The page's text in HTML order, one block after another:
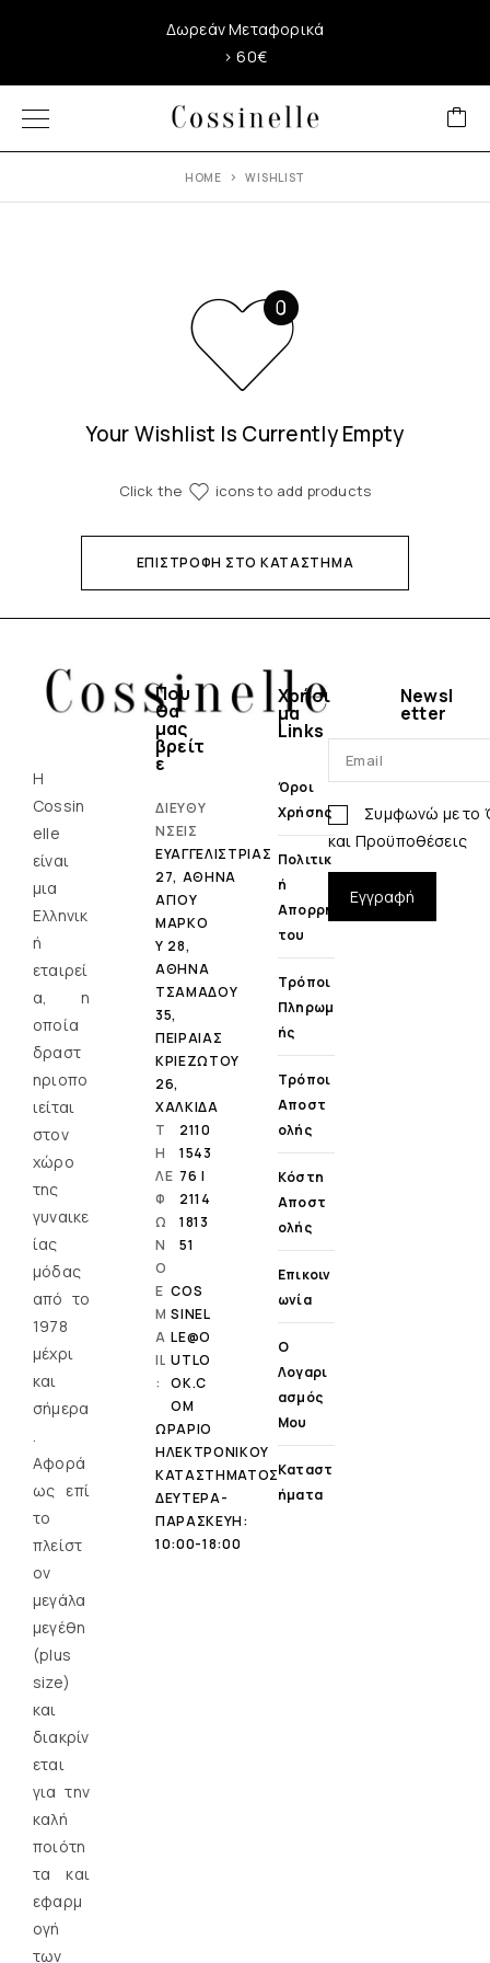
Δωρεάν Μεταφορικά
> 60€
HOME WISHLIST
Your Wishlist Is Currently Empty
Click the icons to add products
ΕΠΙΣΤΡΟΦΉ ΣΤΟ ΚΑΤΆΣΤΗΜΑ
Η
Cossin
elle
είναι
μια
Ελληνικ
ή
εταιρεί
α, η
οποία
δραστ
ηριοπο
ιείται
στον
χώρο
της
γυναικε
ίας
μόδας
από το
1978
μέχρι
και
σήμερα
.
Αφορά
ως επί
τo
πλείστ
ον
μεγάλα
μεγέθη
(plus
size)
και
διακρίν
εται
για την
καλή
ποιότη
τα και
εφαρμ
ογή
των
Που
θα
μας
βρείτ
ε
ΔΙΕΥΘΥ
ΝΣΕΙΣ
ΕΥΑΓΓΕΛΙΣΤΡΙΑΣ
27, ΑΘΗΝΑ
ΑΓΙΟΥ
ΜΑΡΚΟ
Υ 28,
ΑΘΗΝΑ
ΤΣΑΜΑΔΟΥ
35,
ΠΕΙΡΑΙΑΣ
ΚΡΙΕΖΩΤΟΥ
26,
ΧΑΛΚΙΔΑ
Τ
Η
ΛΕ
Φ
Ω
Ν
Ο
2110
1543
76 |
2114
1813
51
E
M
A
IL
:
COS
SINEL
LE@O
UTLO
OK.C
OM
ΩΡΑΡΙΟ
ΗΛΕΚΤΡΟΝΙΚΟΥ
ΚΑΤΑΣΤΗΜΑΤΟΣ
ΔΕΥΤΕΡΑ-
ΠΑΡΑΣΚΕΥΗ:
10:00-18:00
Χρήσι
μα
Links
Όροι
Χρήσης
Πολιτικ
Ή
Απορρή
Του
Τρόποι
Πληρωμ
Ής
Τρόποι
Αποστ
Ολής
Κόστη
Αποστ
Ολής
Επικοιν
Ωνία
Ο
Λογαρι
Ασμός
Μου
Καταστ
Ήματα
Newsl
etter
Συμφωνώ με το
και Προϋποθέσεις
Εγγραφή